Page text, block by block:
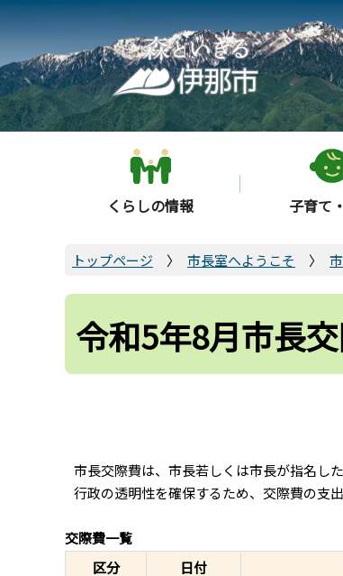
こ
の
ペ
ー
ジ
の
くらしの情報 子育て
トップページ 市長室へようこそ
令和5年8月市長
市長交際費は、市長若しくは市長が指名し
行政の透明性を確保するため、交際費の支
交際費一覧
区分
日付